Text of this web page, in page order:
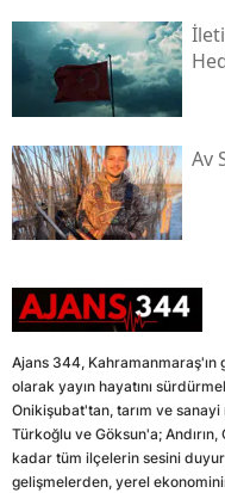
Av
Ajans 344, Kahramanmaraş'ın
olarak yayın hayatını
Onikişubat'tan, tarım ve
Türkoğlu ve Göksun'a;
kadar tüm ilçelerin sesini
gelişmelerden, yerel